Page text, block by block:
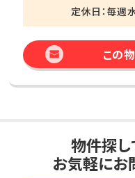
定休日：毎週
この
物件探し
お気軽にお